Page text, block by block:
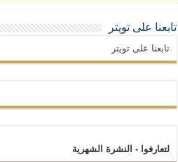
تابعنا على تويتر
تابعنا على تويتر
لتعارفوا - النشرة الشهرية